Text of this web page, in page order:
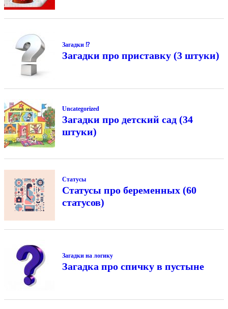
Загадки ⁉
Загадки про приставку (3 штуки)
Uncategorized
Загадки про детский сад (34
штуки)
Статусы
Статусы про беременных (60
статусов)
Загадки на логику
Загадка про спичку в пустыне